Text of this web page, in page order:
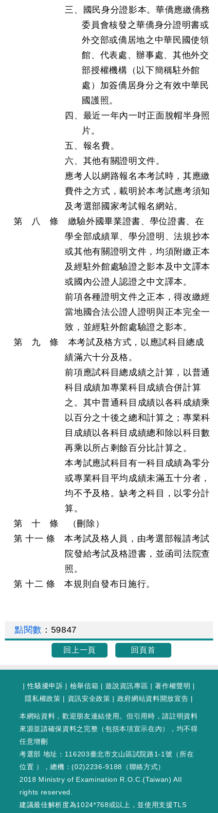
三、國民身分證影本。華僑應繳僑務
委員會核發之華僑身分證明書或
外交部或僑居地之中華民國使領
館、代表處、辦事處、其他外交
部授權機構（以下簡稱駐外館
處）加簽僑居身分之有效中華民
國護照。
四、最近一年內一吋正面脫帽半身照
片。
五、報名費。
六、其他有關證明文件。
應考人以網路報名本考試時，其應繳
費件之方式，載明於本考試應考須知
及考選部國家考試報名網站。
第 八 條 繳驗外國畢業證書、學位證書、在
學全部成績單、學分證明、法規抄本
或其他有關證明文件，均須附繳正本
及經駐外館處驗證之影本及中文譯本
或國內公證人認證之中文譯本。
前項各種證明文件之正本，得改繳經
當地國合法公證人證明與正本完全一
致，並經駐外館處驗證之影本。
第 九 條 本考試及格方式，以應試科目總成
績滿六十分及格。
前項應試科目總成績之計算，以普通
科目成績加專業科目成績合併計算
之。其中普通科目成績以各科成績乘
以百分之十後之總和計算之；專業科
目成績以各科目成績總和除以科目數
再乘以所占剩餘百分比計算之。
本考試應試科目有一科目成績為零分
或專業科目平均成績未滿五十分者，
均不予及格。缺考之科目，以零分計
算。
第 十 條 （刪除）
第 十一 條 本考試及格人員，由考選部報請考試
院發給考試及格證書，並函司法院查
照。
第 十二 條 本規則自發布日施行。
點閱數 ： 59847
回上一頁 回頁首
|性騷擾申訴 | 檢舉信箱 |遊說資訊專區 |著作權聲明 |
隱私權政策 | 資訊安全政策 | 政府網站資料開放宣告 |
本網站資料，歡迎朋友連結使用。但引用時，請註明資料
來源並請確保資料之完整（包括本項宣示在內），均不得
任意增刪
考選部 地址：116203臺北市文山區試院路1-1號（ 所在
位置 ），總機：(02)2236-9188（聯絡方式）
2018 Ministry of Examination R.O.C.(Taiwan) All
rights reserved.
建議最佳解析度為1024*768或以上，並使用支援TLS